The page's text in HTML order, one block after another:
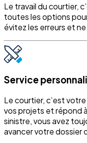
Le travail du courtier,
toutes les options
évitez les erreurs et
Service
Le courtier, c’est
vos projets et répond
sinistre, vous avez
avancer votre dossier